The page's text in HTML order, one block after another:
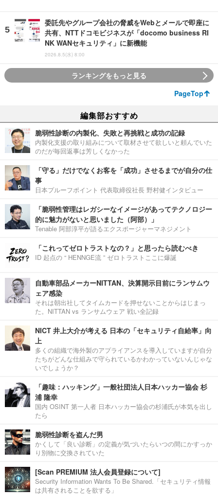
委託先やグループ会社の脅威をWebとメールで即座に
共有、NTTドコモビジネスが「docomo business RI
NK WANセキュリティ」に新機能
2026.8.5(水) 8:00
ランキングをもっと見る
PageTop
編集部おすすめ
脆弱性診断の内製化、失敗と再挑戦と成功の記録
内製化支援の取り組みについて取材させて欲しいと頼んでいた
のだが毎回返事は芳しくなかった
「守る」だけでなくお客を「成功」させるまでが自分の仕
事
日本プルーフポイント 代表取締役社長 野村健インタビュー
「脆弱性管理はレガシーなイメージがあってテクノロジー
的に魅力がないと思いました（阿部）」
Tenable 阿部淳平が語るエクスポージャーマネジメント
「これってゼロトラストなの？」と思ったら読むべき
ID 起点の “ HENNGE流 ” ゼロトラストここに爆誕
自動車部品メーカーNITTAN、決算開示目前にランサムウ
ェア感染
それは朝出社してタイムカードを押せないことからはじまっ
た。NITTAN vs ランサムウェア 戦い全記録
NICT 井上大介が考える 日本の「セキュリティ自給率」向
上
多くの組織で海外製のアプライアンスを導入していますが自分
たちがどんな仕組みで守られているかわかっていないんじゃな
いでしょうか？
「趣味：ハッキング」一般社団法人日本ハッカー協会 杉
浦 隆幸
国内 OSINT 第一人者 日本ハッカー協会の杉浦氏が本気を出し
たら
脆弱性診断を盗んだ男
かくして「良い診断」の定義が気づいたらいつの間にかすっか
り別物に交換されていた
[Scan PREMIUM 法人会員登録について]
Security Information Wants To Be Shared.「セキュリティ情報
は共有されることを欲する」